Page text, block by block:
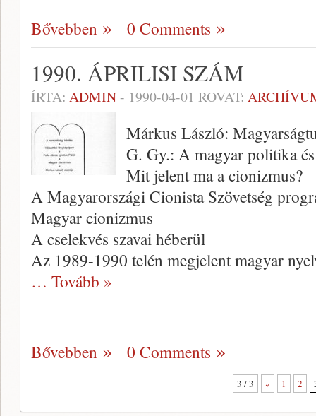
Bővebben 0 Comments
1990. ÁPRILISI SZÁM
ÍRTA: ADMIN- 1990-04-01 ROVAT:
Márkus László:
G. Gy.: A magyar politika
Mit jelent ma a cionizmus?
A Magyarországi Cionista Szövetség
Magyar cionizmus
A cselekvés szavai héberül
Az 1989-1990 telén megjelent magyar
… Tovább »
Bővebben 0 Comments
3 / 3 « 1 2